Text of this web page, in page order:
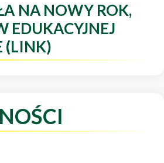
NA NOWY ROK,
EDUKACYJNEJ
(LINK)